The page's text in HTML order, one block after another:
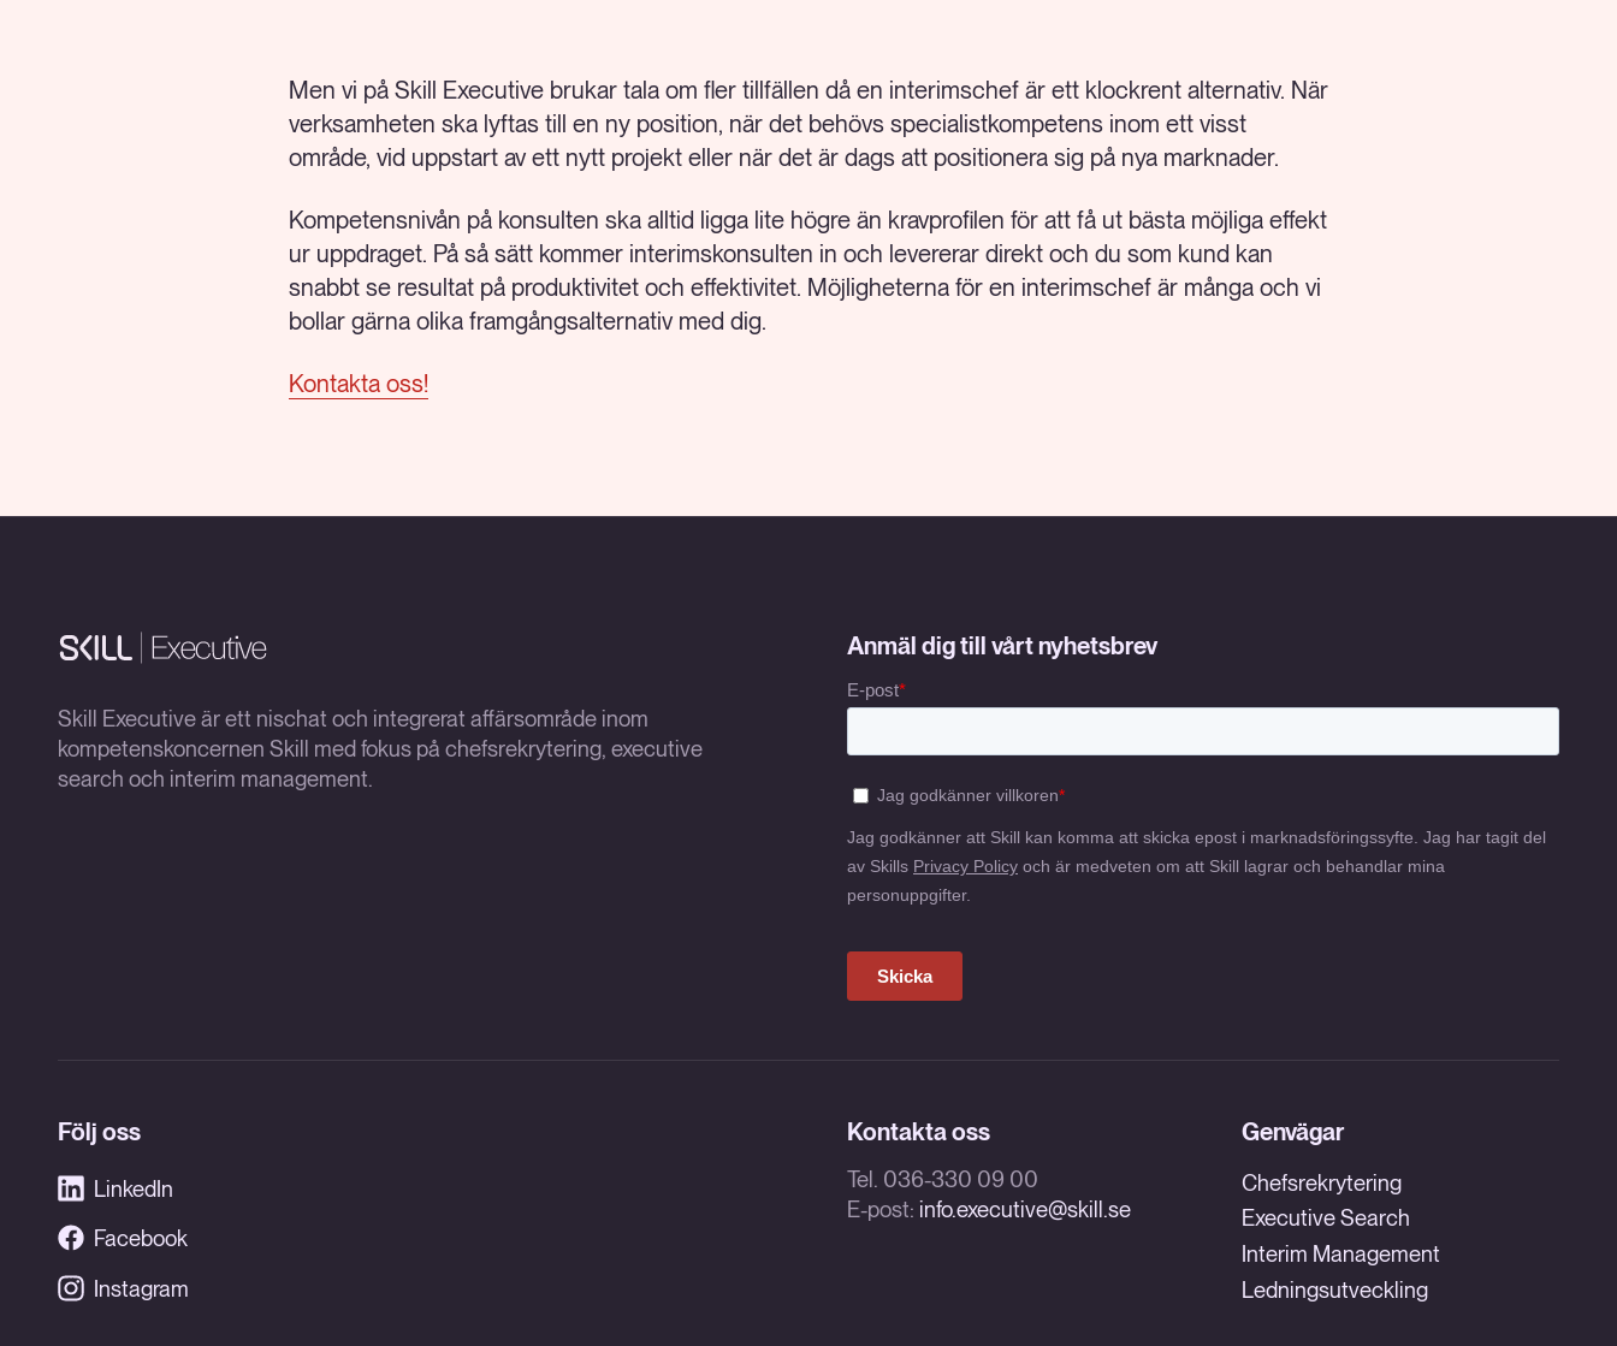
Men vi på Skill Executive brukar tala om fler tillfällen då en interimschef är ett klockrent alternativ. När
verksamheten ska lyftas till en ny position, när det behövs specialistkompetens inom ett visst
område, vid uppstart av ett nytt projekt eller när det är dags att positionera sig på nya marknader.
Kompetensnivån på konsulten ska alltid ligga lite högre än kravprofilen för att få ut bästa möjliga effekt
ur uppdraget. På så sätt kommer interimskonsulten in och levererar direkt och du som kund kan
snabbt se resultat på produktivitet och effektivitet. Möjligheterna för en interimschef är många och vi
bollar gärna olika framgångsalternativ med dig.
Kontakta oss!
Skill Executive är ett nischat och integrerat affärsområde inom
kompetenskoncernen Skill med fokus på chefsrekrytering, executive
search och interim management.
Anmäl dig till vårt nyhetsbrev
Följ oss
LinkedIn
Facebook
Instagram
Kontakta oss
Tel. 036-330 09 00
E-post: info.executive@skill.se
Genvägar
Chefsrekrytering
Executive Search
Interim Management
Ledningsutveckling